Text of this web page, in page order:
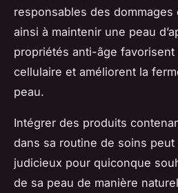
responsables des
ainsi à maintenir une peau
propriétés anti-âge favorisent
cellulaire et améliorent la
peau.
Intégrer des produits
dans sa routine de soins
judicieux pour quiconque
de sa peau de manière